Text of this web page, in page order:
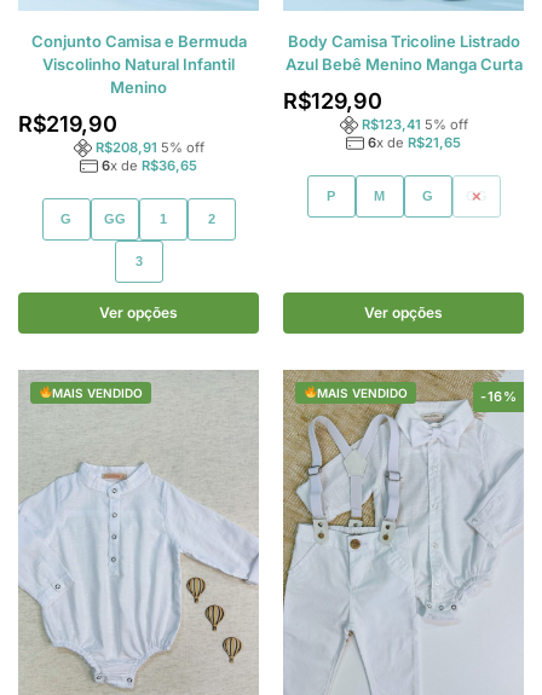
Conjunto Camisa e Bermuda
Viscolinho Natural Infantil
Menino
R$219,90
R$208,91 5% off
6x de R$36,65
G GG 1 2
3
Ver opções
Body Camisa Tricoline Listrado
Azul Bebê Menino Manga Curta
R$129,90
R$123,41 5% off
6x de R$21,65
P M G GG
Ver opções
MAIS VENDIDO -16%
MAIS VENDIDO